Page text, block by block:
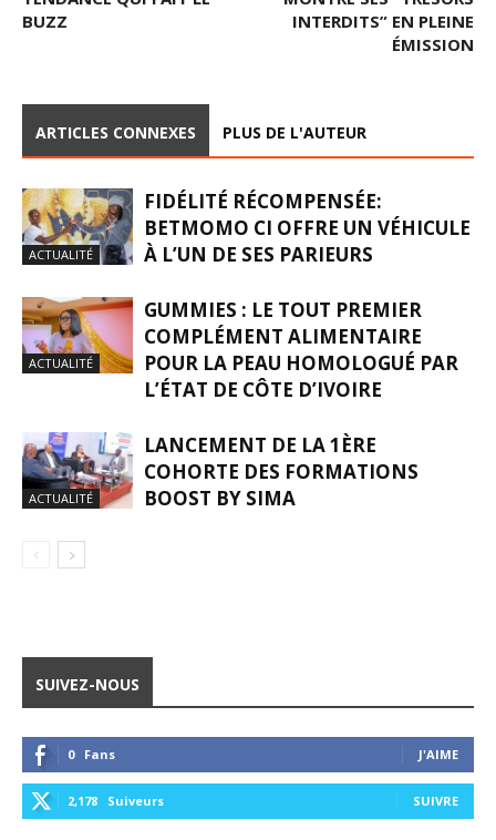
BUZZ
INTERDITS” EN PLEINE
ÉMISSION
ARTICLES CONNEXES PLUS DE L'AUTEUR
ACTUALITÉ
FIDÉLITÉ RÉCOMPENSÉE:
BETMOMO CI OFFRE UN VÉHICULE
À L’UN DE SES PARIEURS
ACTUALITÉ
GUMMIES : LE TOUT PREMIER
COMPLÉMENT ALIMENTAIRE
POUR LA PEAU HOMOLOGUÉ PAR
L’ÉTAT DE CÔTE D’IVOIRE
ACTUALITÉ
LANCEMENT DE LA 1ÈRE
COHORTE DES FORMATIONS
BOOST BY SIMA
SUIVEZ-NOUS
0 Fans J'AIME
2,178 Suiveurs SUIVRE